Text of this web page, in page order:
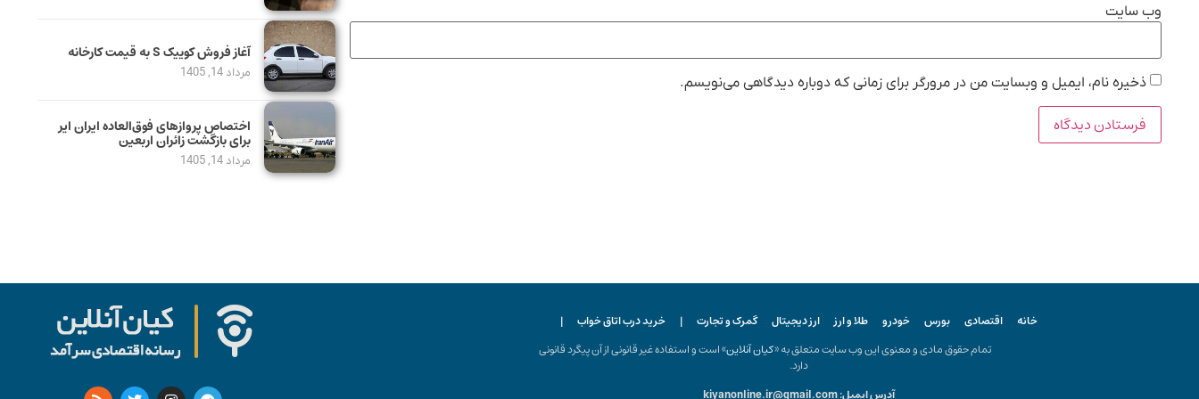
وب‌ سایت
ذخیره نام، ایمیل و وبسایت من در مرورگر برای زمانی که دوباره دیدگاهی می‌نویسم.
آغاز فروش کوییک S به قیمت کارخانه
مرداد 14, 1405
اختصاص پروازهای فوق‌العاده ایران ایر
برای بازگشت زائران اربعین
مرداد 14, 1405
خانه اقتصادی بورس خودرو طلا و ارز ارز دیجیتال گمرک و تجارت | خرید درب اتاق خواب
|
تمام حقوق مادی و معنوی این وب سایت متعلق به «کیان آنلاین» است و استفاده غیر قانونی از آن پیگرد قانونی
دارد.
آدرس ایمیل: kiyanonline.ir@gmail.com